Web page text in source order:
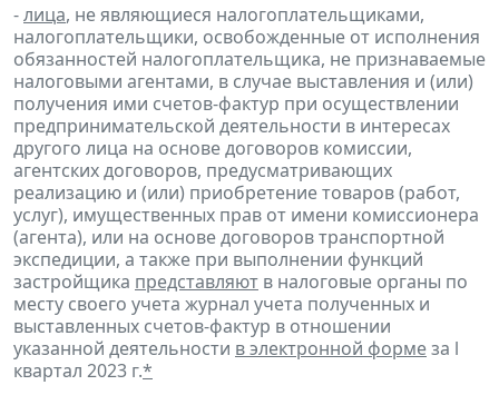
-лица, не являющиеся налогоплательщиками,
налогоплательщики, освобожденные от исполнения
обязанностей налогоплательщика, не признаваемые
налоговыми агентами, в случае выставления и (или)
получения ими счетов-фактур при осуществлении
предпринимательской деятельности в интересах
другого лица на основе договоров комиссии,
агентских договоров, предусматривающих
реализацию и (или) приобретение товаров (работ,
услуг), имущественных прав от имени комиссионера
(агента), или на основе договоров транспортной
экспедиции, а также при выполнении функций
застройщика представляют в налоговые органы по
месту своего учета журнал учета полученных и
выставленных счетов-фактур в отношении
указанной деятельности в электронной формеза l
квартал 2023 г.*